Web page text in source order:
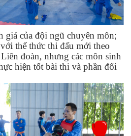
giá của đội ngũ chuyên môn;
thể thức thi đấu mới theo
đoàn, nhưng các môn sinh
hiện tốt bài thi và phần đối